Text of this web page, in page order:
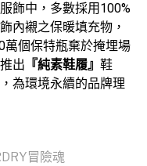
飾中，多數採用100%
內襯之保暖填充物，
萬個保特瓶棄於掩埋場
出 『純素鞋履』 鞋
為環境永續的品牌理
冒險魂